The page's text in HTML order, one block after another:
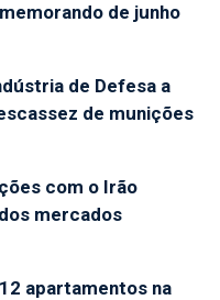
de junho
de Defesa a
de munições
com o Irão
mercados
apartamentos na